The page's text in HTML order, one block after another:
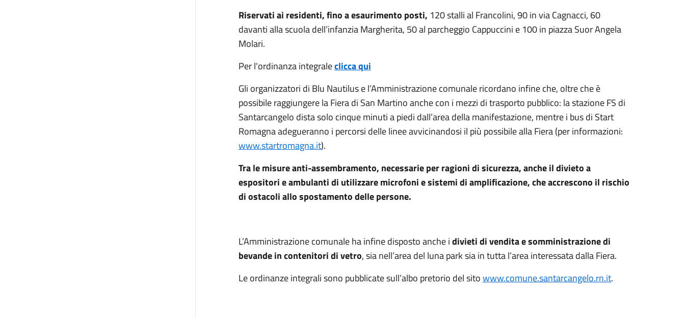
Riservati ai residenti, fino a esaurimento posti, 120 stalli al Francolini, 90 in via Cagnacci, 60
davanti alla scuola dell’infanzia Margherita, 50 al parcheggio Cappuccini e 100 in piazza Suor Angela
Molari.
Per l'ordinanza integraleclicca qui
Gli organizzatori di Blu Nautilus e l’Amministrazione comunale ricordano infine che, oltre che è
possibile raggiungere la Fiera di San Martino anche con i mezzi di trasporto pubblico: la stazione FS di
Santarcangelo dista solo cinque minuti a piedi dall’area della manifestazione, mentre i bus di Start
Romagna adegueranno i percorsi delle linee avvicinandosi il più possibile alla Fiera (per informazioni:
www.startromagna.it).
Tra le misure anti-assembramento, necessarie per ragioni di sicurezza, anche il divieto a
espositori e ambulanti di utilizzare microfoni e sistemi di amplificazione, che accrescono il rischio
di ostacoli allo spostamento delle persone.
L’Amministrazione comunale ha infine disposto anche idivieti di vendita e somministrazione di
bevande in contenitori di vetro, sia nell’area del luna park sia in tutta l’area interessata dalla Fiera.
Le ordinanze integrali sono pubblicate sull’albo pretorio del sitowww.comune.santarcangelo.rn.it.